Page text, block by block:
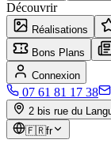
Découvrir
Réalisations
Bons Plans
Connexion
07 61 81 17 38
2 bis rue du
🇫🇷fr